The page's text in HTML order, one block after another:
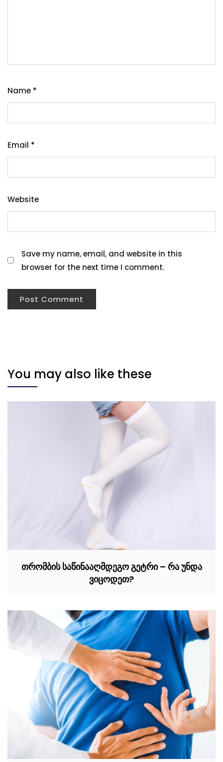
Name *
Email *
Website
Save my name, email, and website in this
browser for the next time I comment.
You may also like these
თრომბის საწინააღმდეგო გეტრი – რა უნდა
ვიცოდეთ?